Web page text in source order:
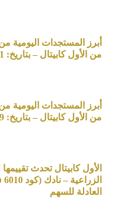
أبرز المستجدات اليومية
من الأول كابيتال – بتاريخ: 01-07-2026م
أبرز المستجدات اليومية
من الأول كابيتال – بتاريخ: 29-06-2026م
الأول كابيتال تحدث
العادلة للسهم